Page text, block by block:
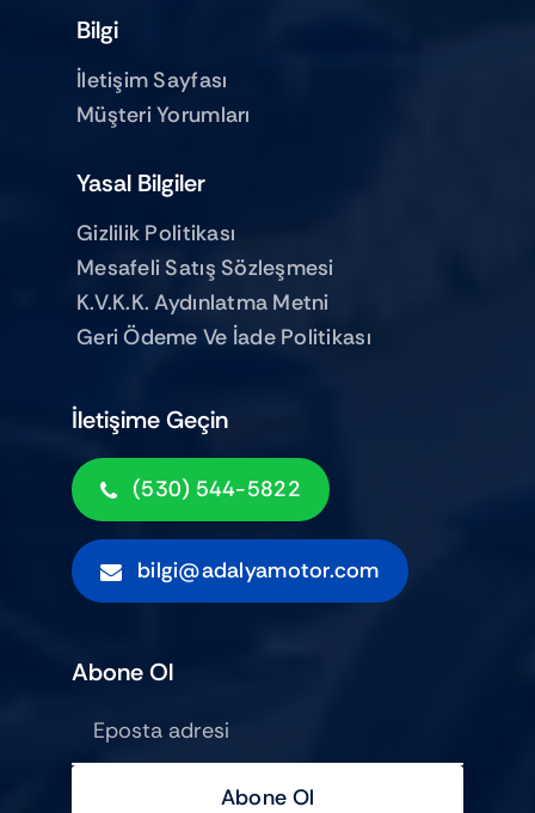
İletişime Geçin
(530) 544-5822
bilgi@adalyamotor.com
Bilgi
İletişim Sayfası
Müşteri Yorumları
Yasal Bilgiler
Gizlilik Politikası
Mesafeli Satış Sözleşmesi
K.V.K.K. Aydınlatma Metni
Geri Ödeme Ve İade Politikası
Abone Ol
Abone Ol